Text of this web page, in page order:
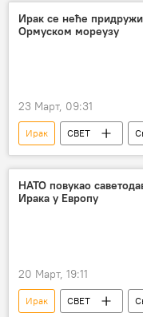
Ирак се неће
Ормуском мореузу
23 Март, 09:31
Ирак СВЕТ
Сукоб на Блиском истоку
НАТО повукао
Ирака у Европу
20 Март, 19:11
Ирак СВЕТ